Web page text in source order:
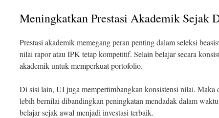
Meningkatkan Prestasi Akademik Sejak
Prestasi akademik memegang peran penting dalam seleksi
nilai rapor atau IPK tetap kompetitif. Selain belajar secara
akademik untuk memperkuat portofolio.
Di sisi lain, UI juga mempertimbangkan konsistensi nilai. Maka
lebih bernilai dibandingkan peningkatan mendadak dalam
belajar sejak awal menjadi investasi terbaik.